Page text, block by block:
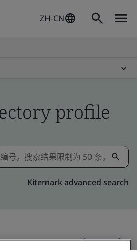
ZH-CN
profile
Kitemark advanced search